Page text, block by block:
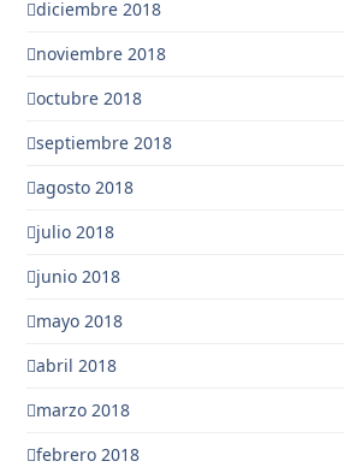
diciembre 2018
noviembre 2018
octubre 2018
septiembre 2018
agosto 2018
julio 2018
junio 2018
mayo 2018
abril 2018
marzo 2018
febrero 2018